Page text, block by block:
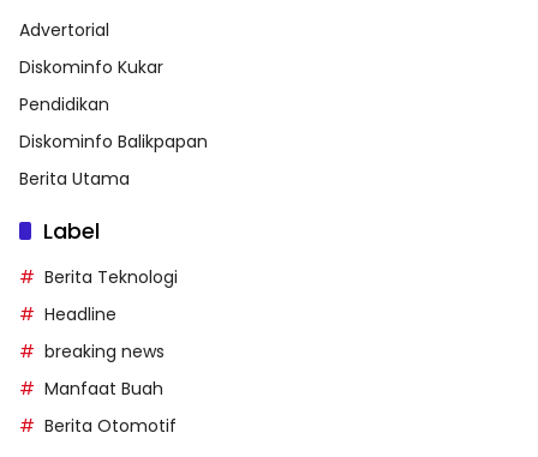
Advertorial
Diskominfo Kukar
Pendidikan
Diskominfo Balikpapan
Berita Utama
Label
Berita Teknologi
Headline
breaking news
Manfaat Buah
Berita Otomotif